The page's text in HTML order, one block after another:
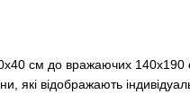
см до вражаючих 140х190
відображають